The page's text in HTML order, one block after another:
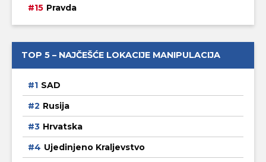
Pravda
TOP 5 – NAJČEŠĆE LOKACIJE MANIPULACIJA
SAD
Rusija
Hrvatska
Ujedinjeno Kraljevstvo